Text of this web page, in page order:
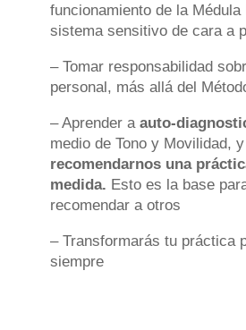
funcionamiento de la Médula
sistema sensitivo de cara a
– Tomar responsabilidad
personal, más allá del
– Aprender a auto-
medio de Tono y Movilidad,
recomendarnos una
medida. Esto es la base
recomendar a otros
– Transformarás tu práctica
siempre